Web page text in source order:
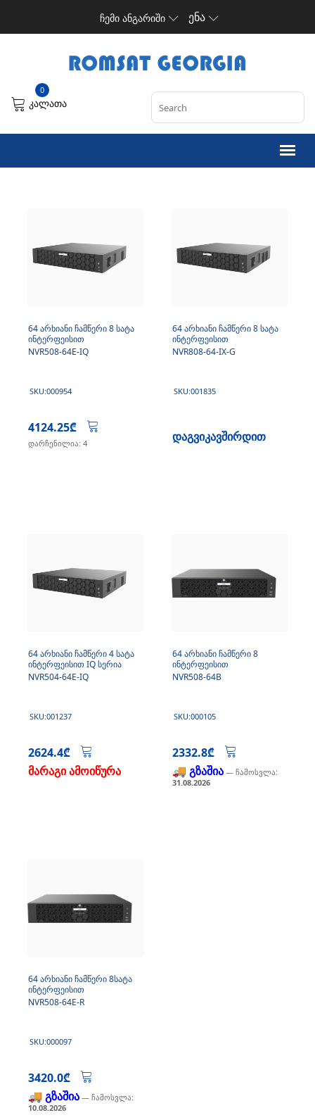
ჩემი ანგარიში ენა
0
კალათა
64 არხიანი ჩამწერი 8 სატა
ინტერფეისით
NVR508-64E-IQ
SKU:000954
4124.25₾
დარჩენილია: 4
64 არხიანი ჩამწერი 8 სატა
ინტერფეისით
NVR808-64-IX-G
SKU:001835
დაგვიკავშირდით
64 არხიანი ჩამწერი 4 სატა
ინტერფეისით IQ სერია
NVR504-64E-IQ
SKU:001237
2624.4₾
მარაგი ამოიწურა
64 არხიანი ჩამწერი 8
ინტერფეისით
NVR508-64B
SKU:000105
2332.8₾
🚚 გზაშია — ჩამოსვლა:
31.08.2026
64 არხიანი ჩამწერი 8სატა
ინტერფეისით
NVR508-64E-R
SKU:000097
3420.0₾
🚚 გზაშია — ჩამოსვლა:
10.08.2026